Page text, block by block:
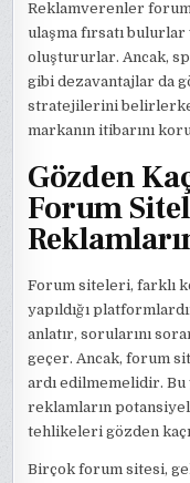
Reklamverenler
ulaşma fırsatı
oluştururlar. Ancak,
gibi dezavantajlar da
stratejilerini
markanın itibarını
Gözden
Forum
Forum siteleri, farklı
yapıldığı
anlatır, sorularını
geçer. Ancak, forum
ardı edilmemelidir.
reklamların
tehlikeleri gözden
Birçok forum sitesi,